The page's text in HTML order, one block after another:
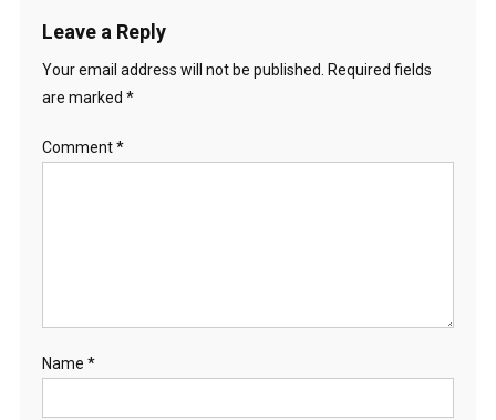
Leave a Reply
Your email address will not be published.
Required fields
are marked *
Comment*
Name *